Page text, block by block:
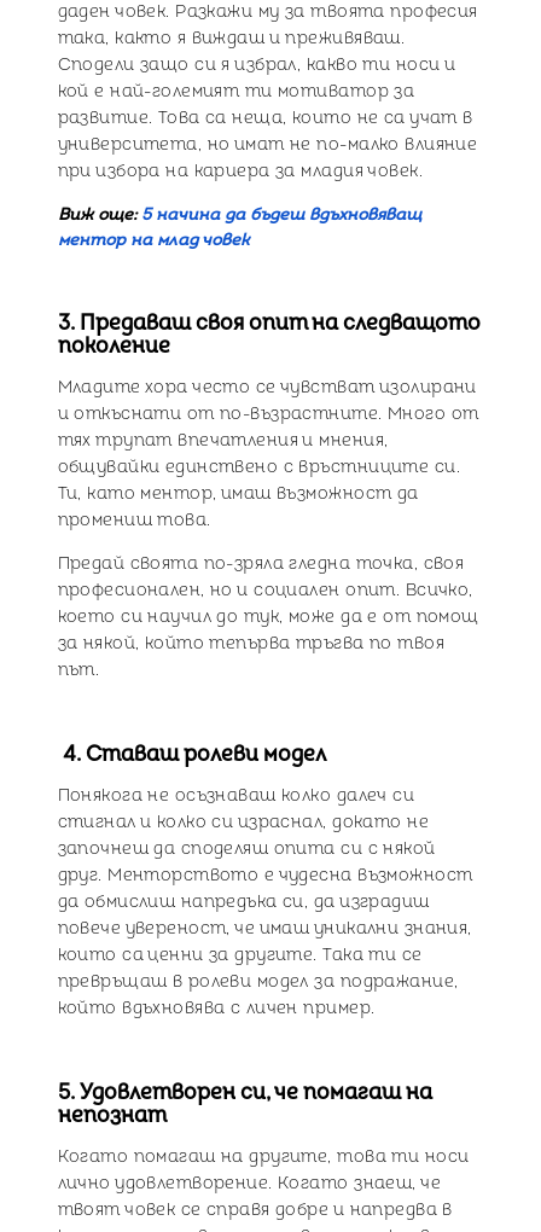
даден човек. Разкажи му за твоята професия
така, както я виждаш и преживяваш.
Сподели защо си я избрал, какво ти носи и
кой е най-големият ти мотиватор за
развитие. Това са неща, които не са учат в
университета, но имат не по-малко влияние
при избора на кариера за младия човек.
Виж още:5 начина да бъдеш вдъхновяващ
ментор на млад човек
3. Предаваш своя опит на следващото
поколение
Младите хора често се чувстват изолирани
и откъснати от по-възрастните. Много от
тях трупат впечатления и мнения,
общувайки единствено с връстниците си.
Ти, като ментор, имаш възможност да
промениш това.
Предай своята по-зряла гледна точка, своя
професионален, но и социален опит. Всичко,
което си научил до тук, може да е от помощ
за някой, който тепърва тръгва по твоя
път.
4. Ставаш ролеви модел
Понякога не осъзнаваш колко далеч си
стигнал и колко си израснал, докато не
започнеш да споделяш опита си с някой
друг. Менторството е чудесна възможност
да обмислиш напредъка си, да изградиш
повече увереност, че имаш уникални знания,
които са ценни за другите. Така ти се
превръщаш в ролеви модел за подражание,
който вдъхновява с личен пример.
5. Удовлетворен си, че помагаш на
непознат
Когато помагаш на другите, това ти носи
лично удовлетворение. Когато знаеш, че
твоят човек се справя добре и напредва в